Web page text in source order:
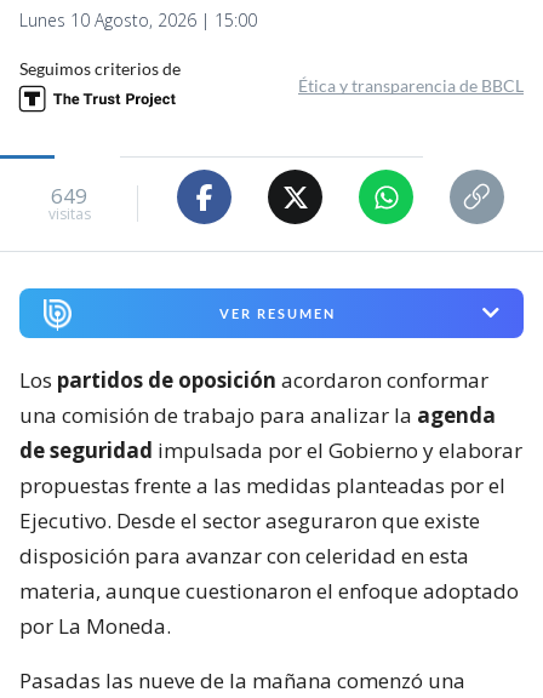
Lunes 10 Agosto, 2026 | 15:00
Seguimos criterios de
Ética y transparencia de BBCL
649
visitas
VER RESUMEN
Los partidos de oposición acordaron conformar
una comisión de trabajo para analizar la agenda
de seguridad impulsada por el Gobierno y elaborar
propuestas frente a las medidas planteadas por el
Ejecutivo. Desde el sector aseguraron que existe
disposición para avanzar con celeridad en esta
materia, aunque cuestionaron el enfoque adoptado
por La Moneda.
Pasadas las nueve de la mañana comenzó una